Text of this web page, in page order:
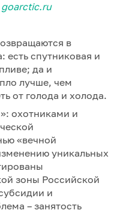
goarctic.ru
в
есть спутниковая и
да и
лучше, чем
от голода и холода.
охотниками и
«вечной
уникальных
зоны Российской
и
– занятость